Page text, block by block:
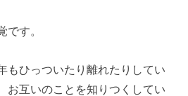
です。
もひっついたり離れたりしてい
お互いのことを知りつくしてい